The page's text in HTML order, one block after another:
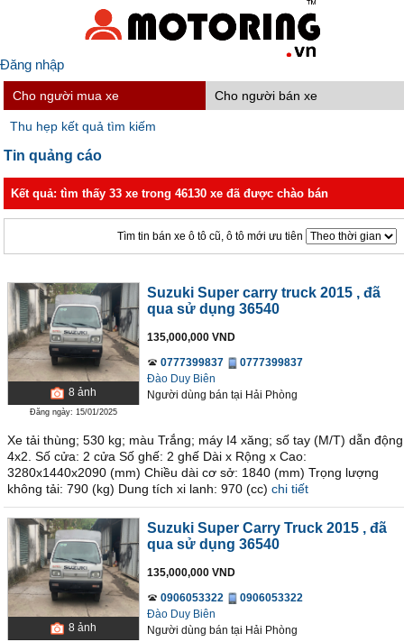
Đăng nhập
Cho người mua xe Cho người bán xe
Thu hẹp kết quả tìm kiếm
Tin quảng cáo
Kết quả: tìm thấy 33 xe trong 46130 xe đã được chào bán
Tìm tin bán xe ô tô cũ, ô tô mới ưu tiên
8 ảnh
Đăng ngày: 15/01/2025
Suzuki Super carry truck 2015 , đã
qua sử dụng 36540
135,000,000 VND
0777399837
0777399837
Đào Duy Biên
Người dùng bán tại Hải Phòng
Xe tải thùng; 530 kg; màu Trắng; máy I4 xăng; số tay (M/T) dẫn động
4x2. Số cửa: 2 cửa Số ghế: 2 ghế Dài x Rộng x Cao:
3280x1440x2090 (mm) Chiều dài cơ sở: 1840 (mm) Trọng lượng
không tải: 790 (kg) Dung tích xi lanh: 970 (cc) chi tiết
8 ảnh
Suzuki Super Carry Truck 2015 , đã
qua sử dụng 36540
135,000,000 VND
0906053322
0906053322
Đào Duy Biên
Người dùng bán tại Hải Phòng